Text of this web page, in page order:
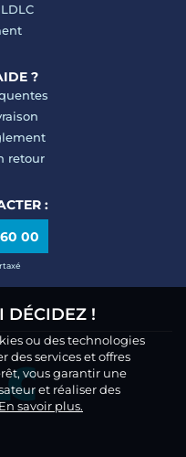
?
retour
:
00
DÉCIDEZ !
ou des technologies
des services et offres
vous garantir une
et réaliser des
En savoir plus.